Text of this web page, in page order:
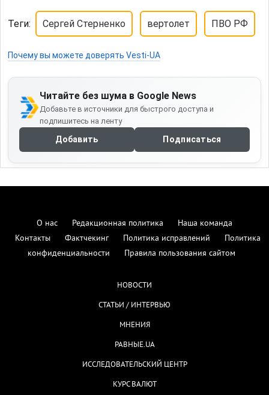
Теги: Сергей Стерненко вертолет ПВО РФ
Почему вы можете доверять Vesti-UA
Читайте без шума в Google News
Добавьте в источники для быстрого доступа и
подпишитесь на ленту
Добавить Подписаться
О нас Редакционная политика
Наша команда
Контакты
Фактчекинг Политика исправлений
Политика
конфиденциальности
Правила пользования сайтом
НОВОСТИ
СТАТЬИ / ИНТЕРВЬЮ
МНЕНИЯ
РАВНЫЕ.UA
ИССЛЕДОВАТЕЛЬСКИЙ ЦЕНТР
КУРС ВАЛЮТ